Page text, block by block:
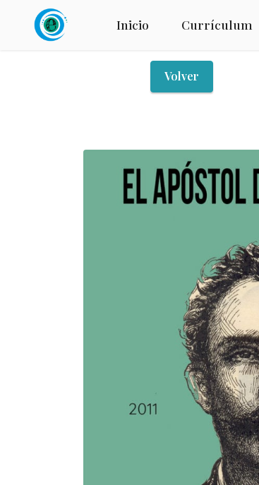
Inicio Currículum
Volver